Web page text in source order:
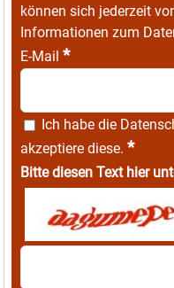
können sich jederzeit
Informationen zum
E-Mail *
Ich habe die
akzeptiere diese. *
Bitte diesen Text hier